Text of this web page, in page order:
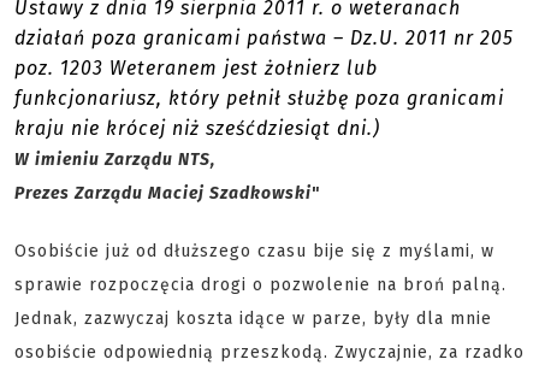
Ustawy z dnia 19 sierpnia 2011 r. o weteranach
działań poza granicami państwa – Dz.U. 2011 nr 205
poz. 1203 Weteranem jest żołnierz lub
funkcjonariusz, który pełnił służbę poza granicami
kraju nie krócej niż sześćdziesiąt dni.)
W imieniu Zarządu NTS,
Prezes Zarządu Maciej Szadkowski"
Osobiście już od dłuższego czasu bije się z myślami, w
sprawie rozpoczęcia drogi o pozwolenie na broń palną.
Jednak, zazwyczaj koszta idące w parze, były dla mnie
osobiście odpowiednią przeszkodą. Zwyczajnie, za rzadko